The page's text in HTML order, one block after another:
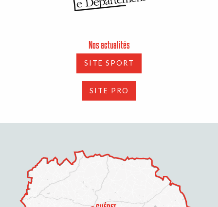
Nos actualités
SITE SPORT
SITE PRO